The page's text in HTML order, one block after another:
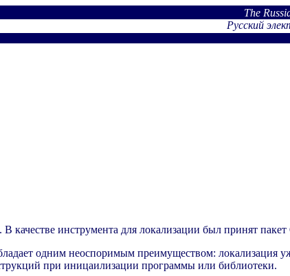
The
Русский
качестве инструмента для локализации был принят
одним неоспоримым преимуществом: локализация
при иницаилизации программы или библиотеки.